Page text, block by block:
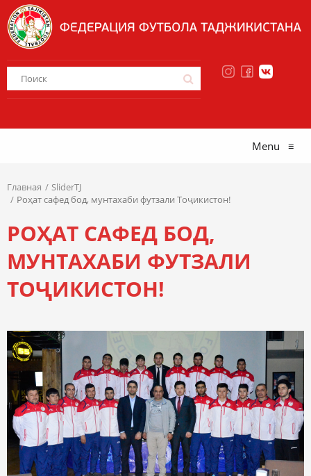
Menu ≡
Главная
SliderTJ
Роҳат сафед бод, мунтахаби футзали Тоҷикистон!
РОҲАТ САФЕД БОД,
МУНТАХАБИ ФУТЗАЛИ
ТОҶИКИСТОН!